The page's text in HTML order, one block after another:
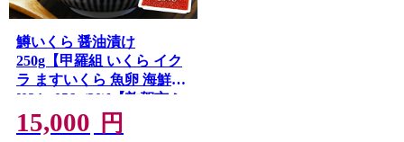
鱒いくら 醤油漬け
250g【甲羅組 いくら イク
ラ ますいくら 魚卵 海鮮】
[024-a056_(20)]【敦賀市ふ
るさと納税】
15,000 円